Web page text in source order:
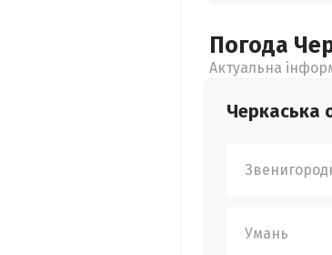
Погода
Актуальна
Черкаська
Умань